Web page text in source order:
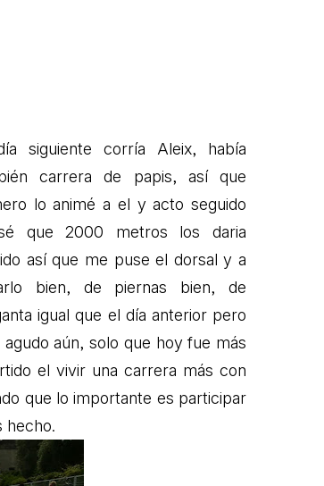
siguiente corría Aleix, había
carrera de papis, así que
lo animé a el y acto seguido
que 2000 metros los daria
así que me puse el dorsal y a
bien, de piernas bien, de
igual que el día anterior pero
agudo aún, solo que hoy fue más
el vivir una carrera más con
que lo importante es participar
hecho.